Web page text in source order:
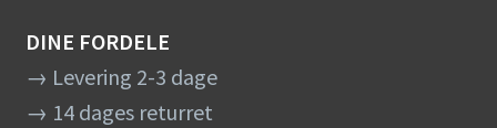
DINE FORDELE
→ Levering 2-3 dage
→ 14 dages returret